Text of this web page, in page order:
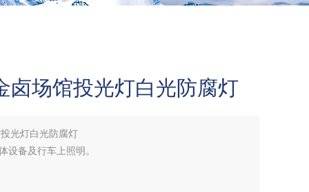
卤场馆投光灯白光防腐灯
光灯白光防腐灯
设备及行车上照明。